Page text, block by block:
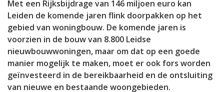
Met een Rijksbijdrage van 146 miljoen euro kan
Leiden de komende jaren flink doorpakken op het
gebied van woningbouw. De komende jaren is
voorzien in de bouw van 8.800 Leidse
nieuwbouwwoningen, maar om dat op een goede
manier mogelijk te maken, moet er ook fors worden
geïnvesteerd in de bereikbaarheid en de ontsluiting
van nieuwe en bestaande woongebieden.